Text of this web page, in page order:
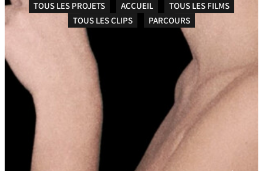
TOUS LES PROJETS ACCUEIL
TOUS LES FILMS
TOUS LES CLIPS
PARCOURS